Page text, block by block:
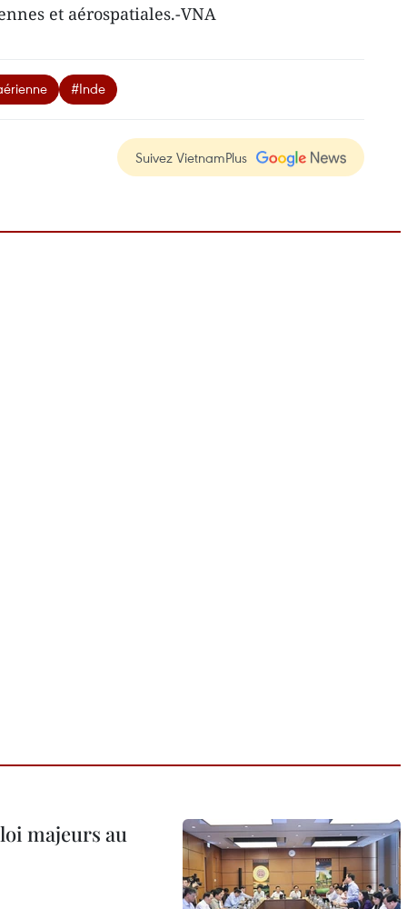
et aérospatiales.-VNA
#Inde
Suivez VietnamPlus
majeurs au